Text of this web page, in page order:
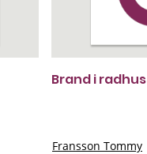
Brand i radhus
Fransson Tommy